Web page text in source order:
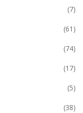
(7)
(61)
(74)
(17)
(5)
(38)